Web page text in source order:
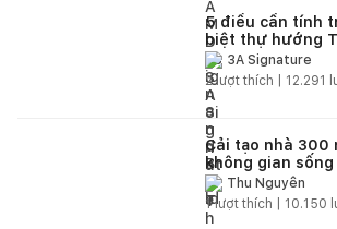
5 điều cần tính
biệt thự hướng
3A Signature
2lượt thích | 12.291
Cải tạo nhà 300
không gian
thiên nhiên
Thu Nguyễn
1lượt thích | 10.150